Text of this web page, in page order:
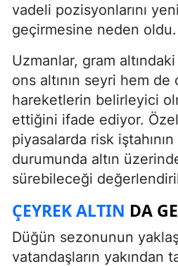
vadeli pozisyonlarını
geçirmesine neden oldu.
Uzmanlar, gram
ons altının seyri hem
hareketlerin belirleyici
ettiğini ifade ediyor.
piyasalarda risk iştahının
durumunda altın
sürebileceği
ÇEYREK ALTIN DA
Düğün sezonunun
vatandaşların yakından